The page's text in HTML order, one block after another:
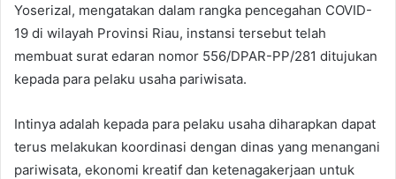
Yoserizal, mengatakan dalam rangka pencegahan COVID-
19 di wilayah Provinsi Riau, instansi tersebut telah
membuat surat edaran nomor 556/DPAR-PP/281 ditujukan
kepada para pelaku usaha pariwisata.
Intinya adalah kepada para pelaku usaha diharapkan dapat
terus melakukan koordinasi dengan dinas yang menangani
pariwisata, ekonomi kreatif dan ketenagakerjaan untuk